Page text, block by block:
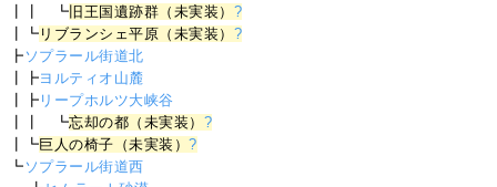
┃┃ ┗ 旧王国遺跡群（未実装） ?
┃┗ リブランシェ平原（未実装） ?
┣ ソプラール街道北
┃┣ヨルティオ山麓
┃┣ リープホルツ大峡谷
┃┃ ┗忘却の都（未実装） ?
┃┗巨人の椅子（未実装）?
┗ ソプラール街道西